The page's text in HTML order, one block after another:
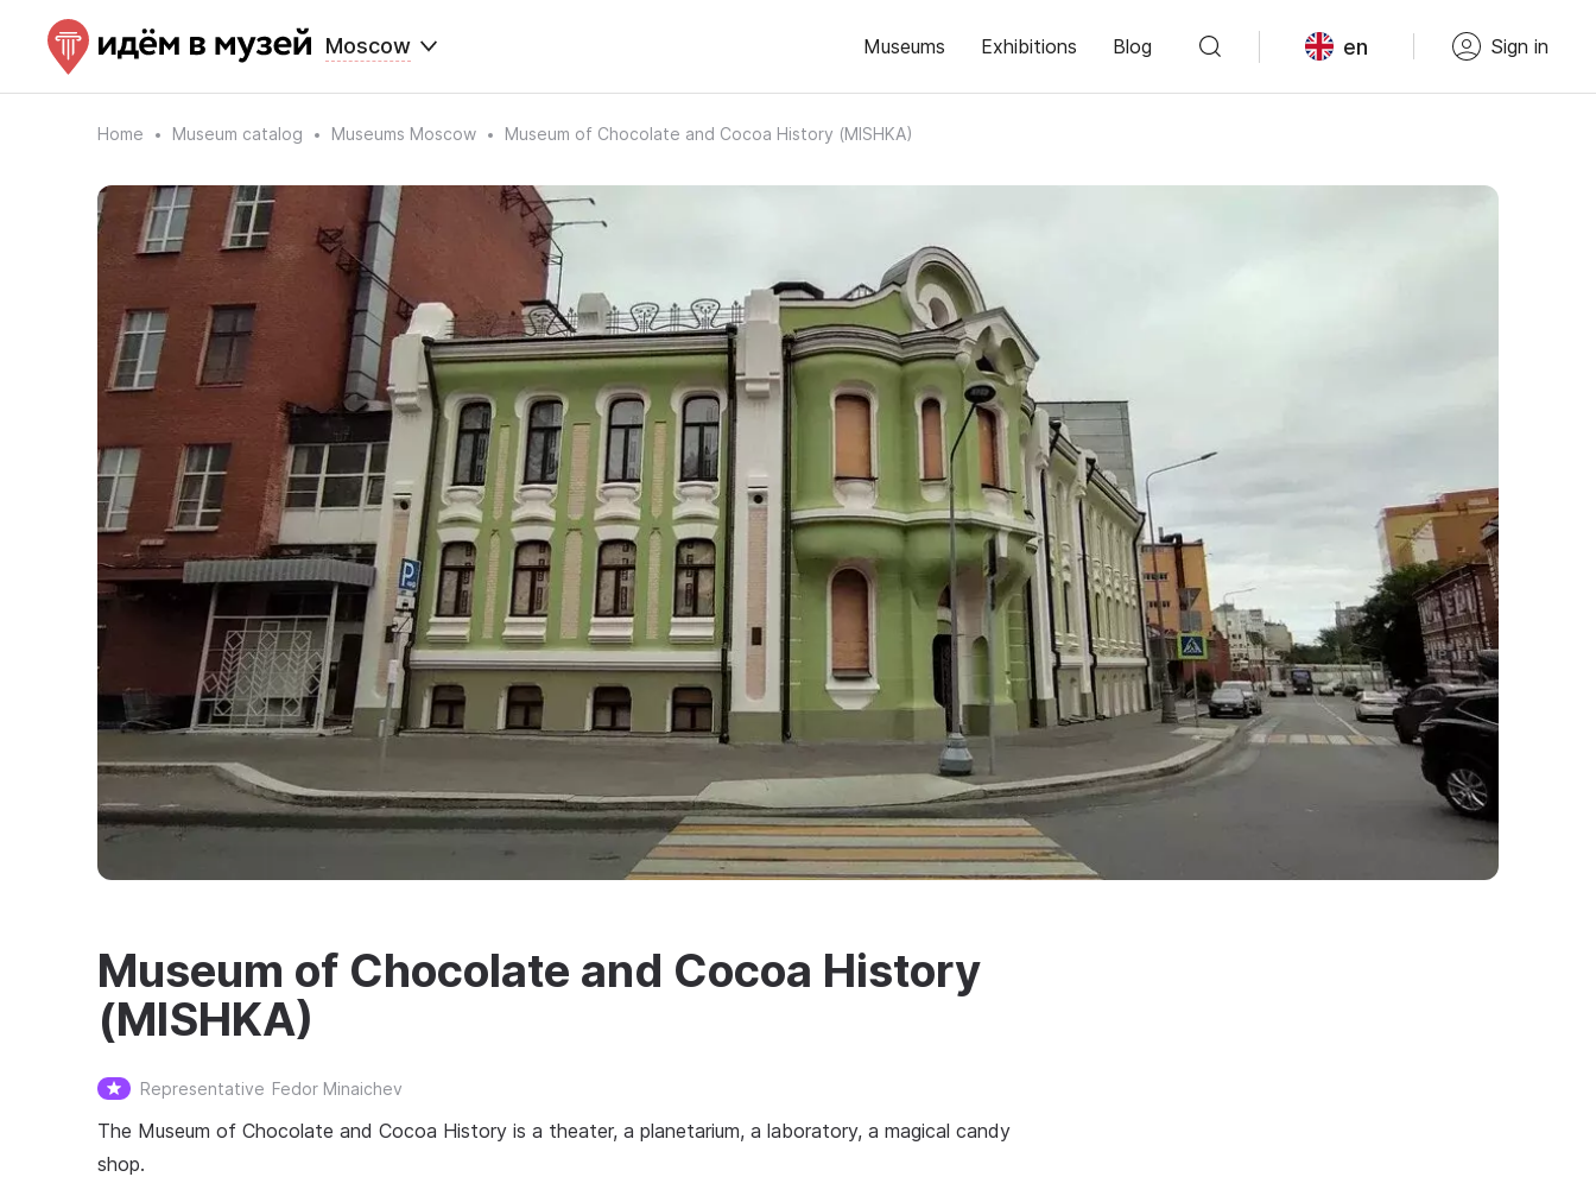
Moscow Museums Exhibitions Blog en Sign in
Home Museum catalog Museums Moscow Museum of Chocolate and Cocoa History (MISHKA)
Museum of Chocolate and Cocoa History
(MISHKA)
Representative Fedor Minaichev
The Museum of Chocolate and Cocoa History is a theater, a planetarium, a laboratory, a magical candy
shop.